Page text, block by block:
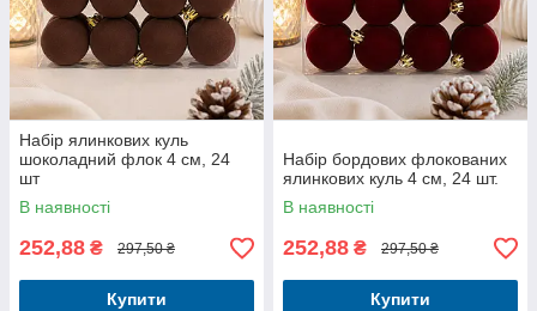
Набір ялинкових куль
шоколадний флок 4 см, 24
шт
В наявності
252,88 ₴ 297,50 ₴
Купити
Набір бордових флокованих
ялинкових куль 4 см, 24 шт.
В наявності
252,88 ₴ 297,50 ₴
Купити